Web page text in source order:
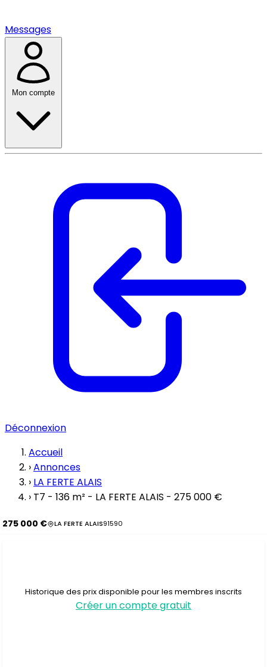
Messages
Mon compte
Déconnexion
Accueil
›Annonces
› LA FERTE ALAIS
› T7 - 136 m² - LA FERTE ALAIS - 275 000 €
275 000 € LA FERTE ALAIS91590
Historique des prix disponible pour les membres inscrits
Créer un compte gratuit